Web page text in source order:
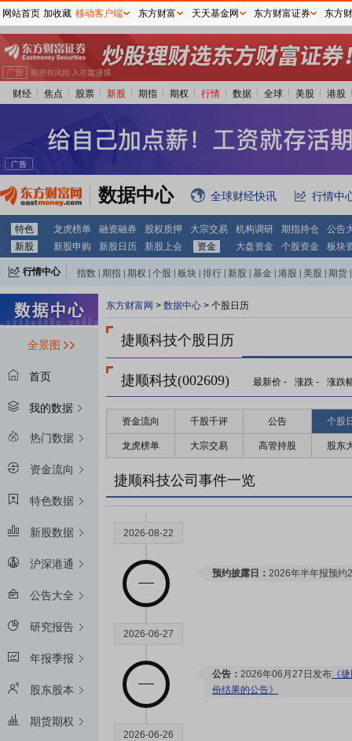
财经 焦点 股票 新股 期指 期权 行情 数据 全球 美股 港股
数据中心 全球财经快讯 行情中
特色 龙虎榜单 融资融券 股权质押 大宗交易 机构调研 期指持仓
公告
新股
新股申购 新股日历 新股上会 资金 大盘资金 个股资金 板块
行情中心 指数 期指 期权 个股 板块 排行 新股 基金 港股 美股 期货
全景图
首页
我的数据
热门数据
资金流向
特色数据
新股数据
沪深港通
公告大全
研究报告
年报季报
股东股本
期货期权
东方财富网 > 数据中心 > 个股日历
捷顺科技个股日历
捷顺科技(002609) 最新价 - 涨跌 - 涨跌
资金流向 千股千评 公告 个股
龙虎榜单 大宗交易 高管持股 股东
捷顺科技公司事件一览
2026-08-22
预约披露日： 2026年半年报预约
2026-06-27
公告： 2026年06月27日发布 《
份结果的公告》
2026-06-26
网站首页 加收藏 移动客户端 东方财富 天天基金网 东方财富证券 东方